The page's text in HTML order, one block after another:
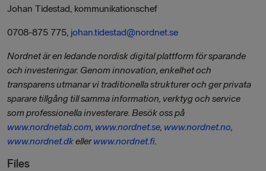
Johan Tidestad, kommunikationschef
0708-875 775, johan.tidestad@nordnet.se
Nordnet är en ledande nordisk digital plattform för sparande
och investeringar. Genom innovation, enkelhet och
transparens utmanar vi traditionella strukturer och ger privata
sparare tillgång till samma information, verktyg och service
som professionella investerare. Besök oss på
www.nordnetab.com, www.nordnet.se, www.nordnet.no,
www.nordnet.dkellerwww.nordnet.fi.
Files